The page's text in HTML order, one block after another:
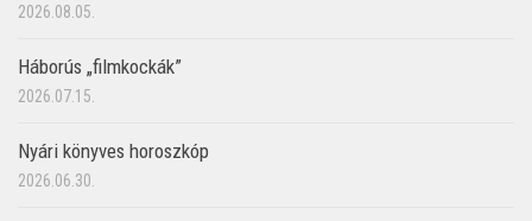
2026.08.05.
Háborús „filmkockák”
2026.07.15.
Nyári könyves horoszkóp
2026.06.30.